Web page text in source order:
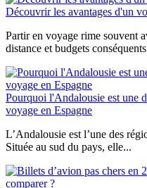
Découvrir les avantages d'un
Partir en voyage rime souvent
distance et budgets
Pourquoi l'Andalousie est une
voyage en Espagne
L’Andalousie est l’une des
Située au sud du pays, elle...